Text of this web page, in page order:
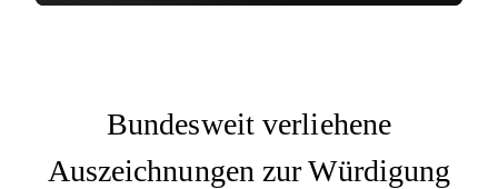
Bundesweit verliehene
Auszeichnungen zur Würdigung